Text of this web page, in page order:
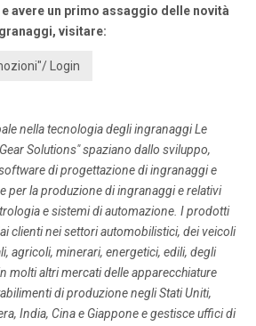
avere un primo assaggio delle novità
visitare:
Login
nella tecnologia degli ingranaggi Le
Solutions" spaziano dallo sviluppo,
di progettazione di ingranaggi e
per la produzione di ingranaggi e relativi
e sistemi di automazione. I prodotti
clienti nei settori automobilistici, dei veicoli
agricoli, minerari, energetici, edili, degli
molti altri mercati delle apparecchiature
di produzione negli Stati Uniti,
India, Cina e Giappone e gestisce uffici di